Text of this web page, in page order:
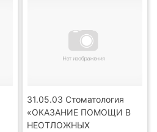
31.05.03 Стоматология
«ОКАЗАНИЕ ПОМОЩИ В
НЕОТЛОЖНЫХ